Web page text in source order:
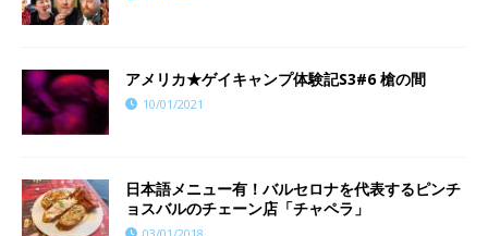
アメリカ★ゲイキャンプ体験記S3#6 槍の間
10/01/2021
日本語メニュー有！バルセロナを代表するピンチ
ョスバルのチェーン店「チャペラ」